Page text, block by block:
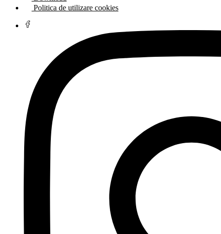
Politica de utilizare cookies